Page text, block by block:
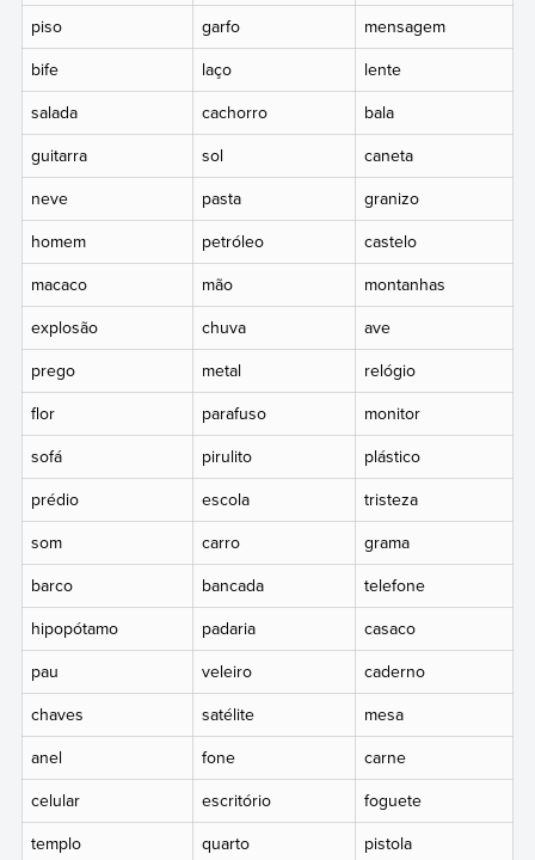
piso
garfo
mensagem
bife
laço
lente
salada
cachorro
bala
guitarra
sol
caneta
neve
pasta
granizo
homem
petróleo
castelo
macaco
mão
montanhas
explosão
chuva
ave
prego
metal
relógio
flor
parafuso
monitor
sofá
pirulito
plástico
prédio
escola
tristeza
som
carro
grama
barco
bancada
telefone
hipopótamo
padaria
casaco
pau
veleiro
caderno
chaves
satélite
mesa
anel
fone
carne
celular
escritório
foguete
templo
quarto
pistola